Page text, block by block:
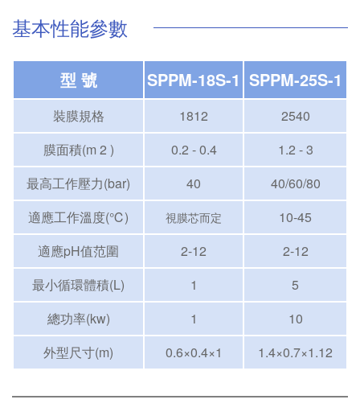
基本性能參數
型 號 SPPM-18S-1 SPPM-25S-1
裝膜規格 1812
2540
膜面積(m 2 )
0.2 - 0.4
1.2 - 3
最高工作壓力(bar)
40
40/60/80
適應工作溫度(℃)
視膜芯而定
10-45
適應pH值范圍
2-12
2-12
最小循環體積(L)
1
5
總功率(kw)
1
10
外型尺寸(m)
0.6×0.4×1 1.4×0.7×1.12